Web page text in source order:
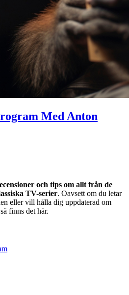
Med Anton
och tips om allt från de
TV-serier. Oavsett om du letar
eller vill hålla dig uppdaterad om
finns det här.